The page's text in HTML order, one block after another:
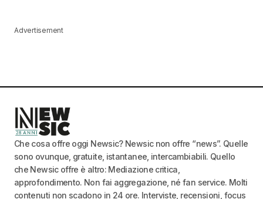
Advertisement
Che cosa offre oggi Newsic? Newsic non offre “news”. Quelle
sono ovunque, gratuite, istantanee, intercambiabili. Quello
che Newsic offre è altro: Mediazione critica,
approfondimento. Non fai aggregazione, né fan service. Molti
contenuti non scadono in 24 ore. Interviste, recensioni, focus